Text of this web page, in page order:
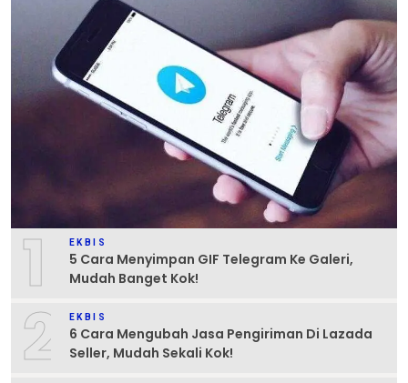
1 EKBIS
5 Cara Menyimpan GIF Telegram Ke Galeri,
Mudah Banget Kok!
2 EKBIS
6 Cara Mengubah Jasa Pengiriman Di Lazada
Seller, Mudah Sekali Kok!